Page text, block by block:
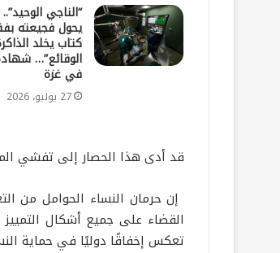
“الناجي
يحول فجيعته
كتاب يخلد
الوقائع”…
في غزة
27 يوليو، 2026
قد أدى هذا الحصار إلى تفشي
القضاء على جميع أشكال
تعكس إخفاقًا دوليًا في حماية